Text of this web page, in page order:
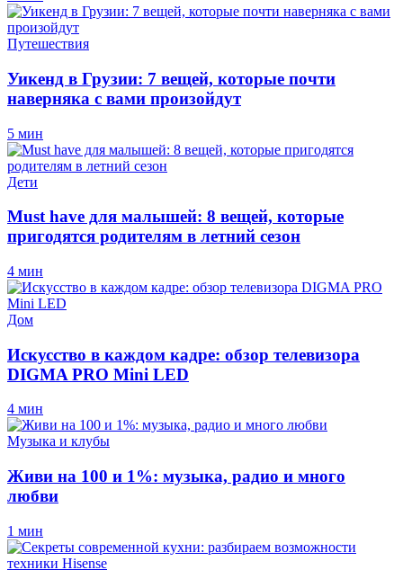
Путешествия
Уикенд в Грузии: 7 вещей, которые почти
наверняка с вами произойдут
5 мин
Дети
Must have для малышей: 8 вещей, которые
пригодятся родителям в летний сезон
4 мин
Дом
Искусство в каждом кадре: обзор телевизора
DIGMA PRO Mini LED
4 мин
Музыка и клубы
Живи на 100 и 1%: музыка, радио и много
любви
1 мин